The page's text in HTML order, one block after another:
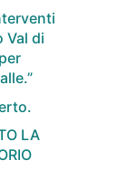
Val di
LA